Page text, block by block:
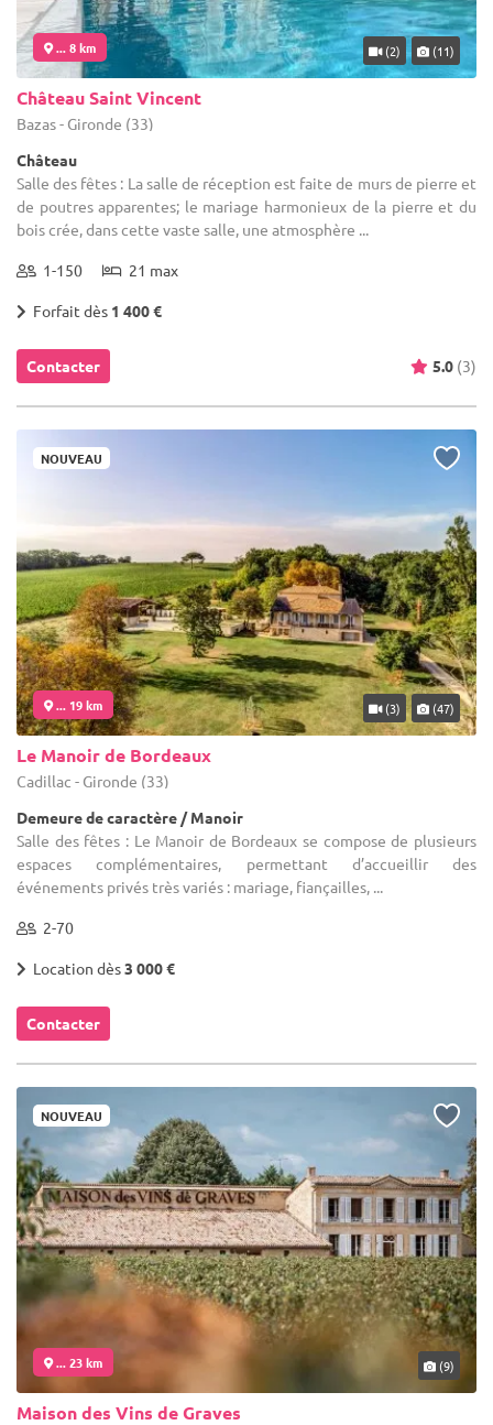
... 8 km (2) (11)
Château Saint Vincent
Bazas - Gironde (33)
Château
Salle des fêtes : La salle de réception est faite de murs de pierre et
de poutres apparentes; le mariage harmonieux de la pierre et du
bois crée, dans cette vaste salle, une atmosphère ...
1-150 21 max
Forfait dès 1 400 €
Contacter 5.0 (3)
NOUVEAU
... 19 km (3) (47)
Le Manoir de Bordeaux
Cadillac - Gironde (33)
Demeure de caractère / Manoir
Salle des fêtes : Le Manoir de Bordeaux se compose de plusieurs
espaces complémentaires, permettant d’accueillir des
événements privés très variés : mariage, fiançailles, ...
2-70
Location dès3 000 €
Contacter
NOUVEAU
... 23 km (9)
Maison des Vins de Graves